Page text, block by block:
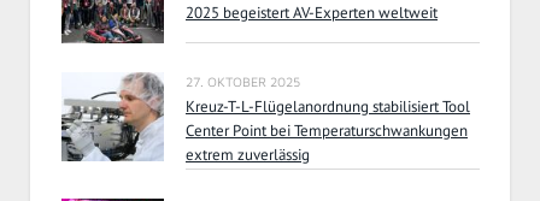
2025 begeistert AV-Experten weltweit
27. OKTOBER 2025
Kreuz-T-L-Flügelanordnung stabilisiert Tool
Center Point bei Temperaturschwankungen
extrem zuverlässig